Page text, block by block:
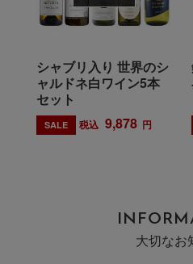
シャブリ入り 世界のシ
ャルドネ白ワイン5本
セット
SALE 税込 9,878 円
大切なお